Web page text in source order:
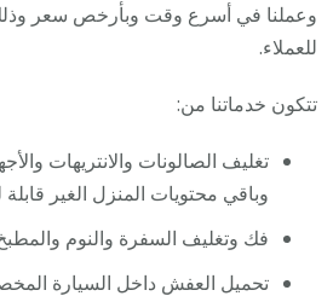
وعملنا في أسرع وقت وبأرخص سعر
للعملاء.
تتكون خدماتنا من:
تغليف الصالونات والانتريهات
وباقي محتويات المنزل الغير
فك وتغليف السفرة والنوم
تحميل العفش داخل السيارة